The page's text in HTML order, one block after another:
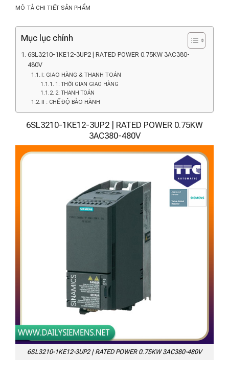
MÔ TẢ CHI TIẾT SẢN PHẨM
Mục lục chính
6SL3210-1KE12-3UP2 | RATED POWER 0.75KW 3AC380-
480V
I: GIAO HÀNG & THANH TOÁN
1: THỜI GIAN GIAO HÀNG
2: THANH TOÁN
II : CHẾ ĐỘ BẢO HÀNH
6SL3210-1KE12-3UP2 | RATED POWER 0.75KW
3AC380-480V
6SL3210-1KE12-3UP2 | RATED POWER 0.75KW 3AC380-480V